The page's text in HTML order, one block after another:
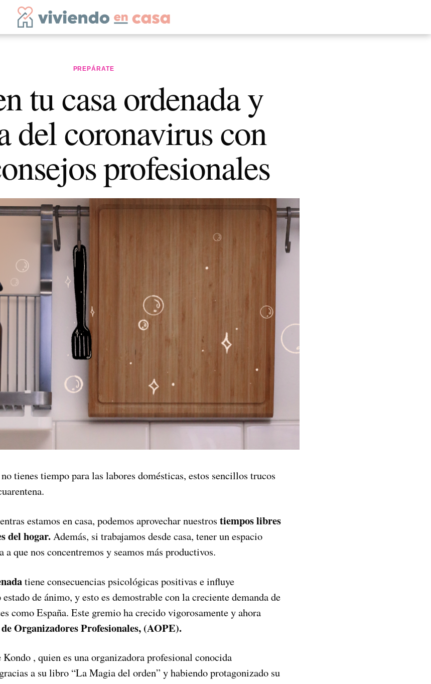
PREPÁRATE
tu casa ordenada y
del coronavirus con
profesionales
tienes tiempo para las labores domésticas, estos sencillos trucos
estamos en casa, podemos aprovechar nuestros tiempos libres
del hogar.Además, si trabajamos desde casa, tener un espacio
que nos concentremos y seamos más productivos.
tiene consecuencias psicológicas positivas e influye
de ánimo, y esto es demostrable con la creciente demanda de
como España. Este gremio ha crecido vigorosamente y ahora
Organizadores Profesionales, (AOPE).
, quien es una organizadora profesional conocida
a su libro “La Magia del orden” y habiendo protagonizado su